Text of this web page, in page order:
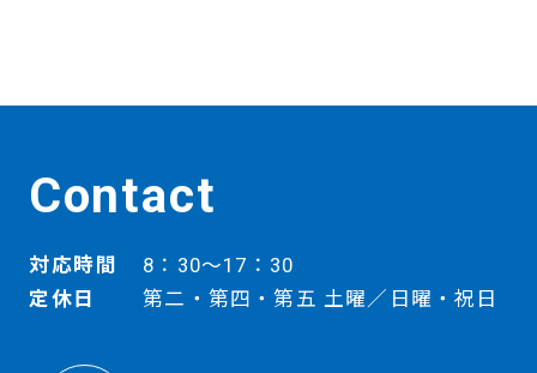
Contact
対応時間
8：30～17：30
定休日
第二・第四・第五 土曜／日曜・祝日